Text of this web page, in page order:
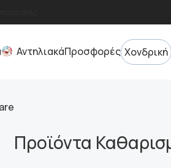
ΑντηλιακάΠροσφορές Χονδρική
Προϊόντα